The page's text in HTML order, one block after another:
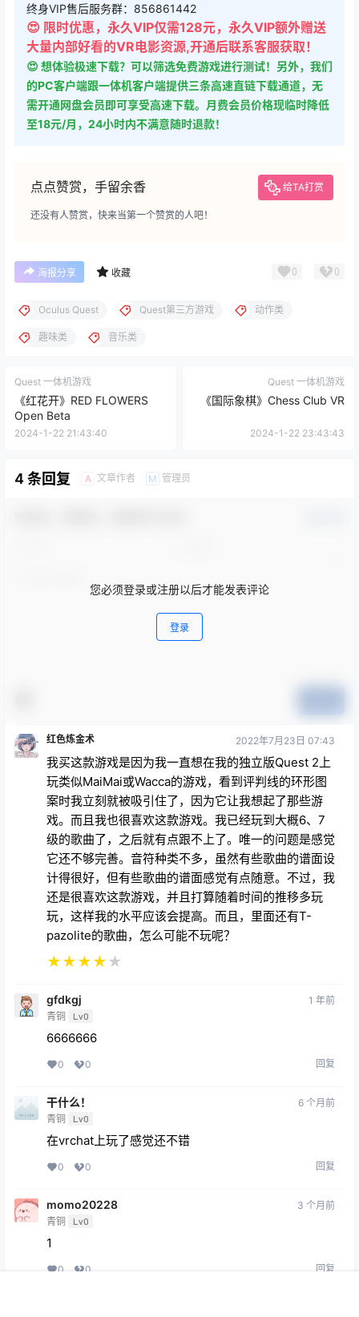
终身VIP售后服务群：856861442
😍 限时优惠，永久VIP仅需128元，永久VIP额外赠送
大量内部好看的VR电影资源,开通后联系客服获取！
😍 想体验极速下载？可以筛选免费游戏进行测试！另外，我们
的PC客户端跟一体机客户端提供三条高速直链下载通道，无
需开通网盘会员即可享受高速下载。月费会员价格现临时降低
至18元/月，24小时内不满意随时退款！
点点赞赏，手留余香 给TA打赏
还没有人赞赏，快来当第一个赞赏的人吧！
海报分享 收藏 0 0
Oculus Quest Quest第三方游戏 动作类
趣味类 音乐类
Quest 一体机游戏
《红花开》RED FLOWERS
Open Beta
2024-1-22 21:43:40
Quest 一体机游戏
《国际象棋》Chess Club VR
2024-1-22 23:43:43
4 条回复 A 文章作者 M 管理员
您必须登录或注册以后才能发表评论
登录
红色炼金术 2022年7月23日 07:43
我买这款游戏是因为我一直想在我的独立版Quest 2上
玩类似MaiMai或Wacca的游戏，看到评判线的环形图
案时我立刻就被吸引住了，因为它让我想起了那些游
戏。而且我也很喜欢这款游戏。我已经玩到大概6、7
级的歌曲了，之后就有点跟不上了。唯一的问题是感觉
它还不够完善。音符种类不多，虽然有些歌曲的谱面设
计得很好，但有些歌曲的谱面感觉有点随意。不过，我
还是很喜欢这款游戏，并且打算随着时间的推移多玩
玩，这样我的水平应该会提高。而且，里面还有T-
pazolite的歌曲，怎么可能不玩呢？
★★★★★
gfdkgj
青铜 Lv0
1 年前
6666666
0 0 回复
干什么！
青铜 Lv0
6 个月前
在vrchat上玩了感觉还不错
0 0 回复
momo20228
青铜 Lv0
3 个月前
1
0 0 回复